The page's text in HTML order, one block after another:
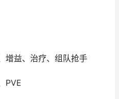
增益、治疗、组队抢手
PVE